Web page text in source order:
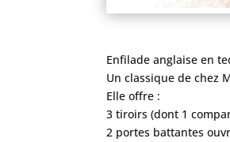
Enfilade anglaise en
Un classique de chez
Elle offre :
3 tiroirs (dont 1
2 portes battantes